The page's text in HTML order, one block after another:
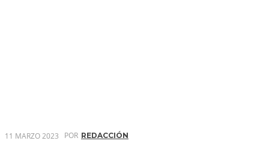
11 MARZO 2023 POR REDACCIÓN